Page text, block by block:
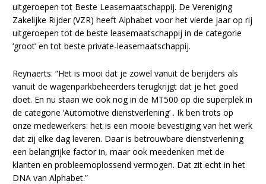
uitgeroepen tot Beste Leasemaatschappij. De Vereniging
Zakelijke Rijder (VZR) heeft Alphabet voor het vierde jaar op rij
uitgeroepen tot de beste leasemaatschappij in de categorie
‘groot’ en tot beste private-leasemaatschappij.
Reynaerts: “Het is mooi dat je zowel vanuit de berijders als
vanuit de wagenparkbeheerders terugkrijgt dat je het goed
doet. En nu staan we ook nog in de MT500 op die superplek in
de categorie ‘Automotive dienstverlening’ . Ik ben trots op
onze medewerkers: het is een mooie bevestiging van het werk
dat zij elke dag leveren. Daar is betrouwbare dienstverlening
een belangrijke factor in, maar ook meedenken met de
klanten en probleemoplossend vermogen. Dat zit echt in het
DNA van Alphabet.”